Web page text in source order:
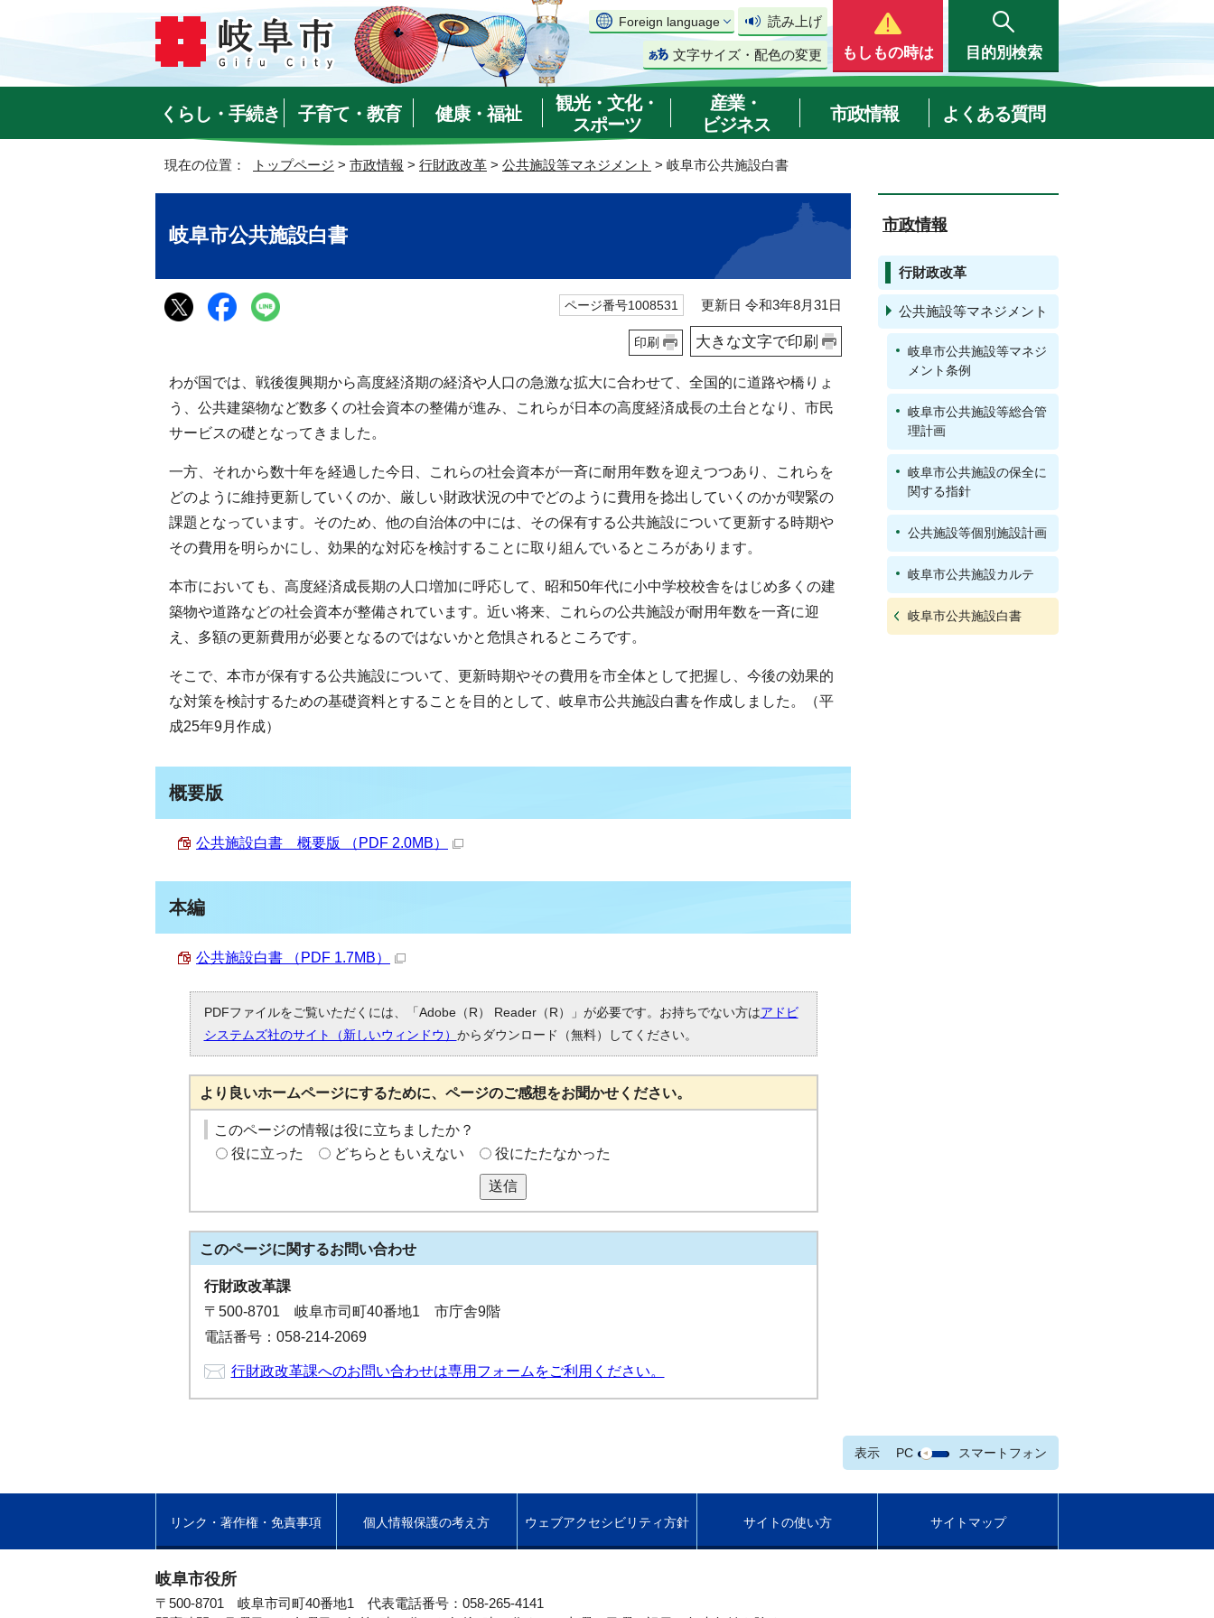
Foreign language 読み上げ
文字サイズ・配色の変更 もしもの時は 目的別検索
くらし・手続き 子育て・教育 健康・福祉
観光・文化・
スポーツ
産業・
ビジネス
市政情報 よくある質問
現在の位置： トップページ > 市政情報 > 行財政改革 > 公共施設等マネジメント > 岐阜市公共施設白書
岐阜市公共施設白書
ページ番号1008531 更新日 令和3年8月31日
印刷 大きな文字で印刷
わが国では、戦後復興期から高度経済期の経済や人口の急激な拡大に合わせて、全国的に道路や橋りょ
う、公共建築物など数多くの社会資本の整備が進み、これらが日本の高度経済成長の土台となり、市民
サービスの礎となってきました。
一方、それから数十年を経過した今日、これらの社会資本が一斉に耐用年数を迎えつつあり、これらを
どのように維持更新していくのか、厳しい財政状況の中でどのように費用を捻出していくのかが喫緊の
課題となっています。そのため、他の自治体の中には、その保有する公共施設について更新する時期や
その費用を明らかにし、効果的な対応を検討することに取り組んでいるところがあります。
本市においても、高度経済成長期の人口増加に呼応して、昭和50年代に小中学校校舎をはじめ多くの建
築物や道路などの社会資本が整備されています。近い将来、これらの公共施設が耐用年数を一斉に迎
え、多額の更新費用が必要となるのではないかと危惧されるところです。
そこで、本市が保有する公共施設について、更新時期やその費用を市全体として把握し、今後の効果的
な対策を検討するための基礎資料とすることを目的として、岐阜市公共施設白書を作成しました。（平
成25年9月作成）
概要版
公共施設白書 概要版 （PDF 2.0MB）
本編
公共施設白書 （PDF 1.7MB）
PDFファイルをご覧いただくには、「Adobe（R） Reader（R）」が必要です。お持ちでない方はアドビ
システムズ社のサイト（新しいウィンドウ） からダウンロード（無料）してください。
より良いホームページにするために、ページのご感想をお聞かせください。
このページの情報は役に立ちましたか？
役に立った
どちらともいえない 役にたたなかった
送信
このページに関するお問い合わせ
行財政改革課
〒500-8701 岐阜市司町40番地1 市庁舎9階
電話番号：058-214-2069
行財政改革課へのお問い合わせは専用フォームをご利用ください。
市政情報
行財政改革
公共施設等マネジメント
岐阜市公共施設等マネジ
メント条例
岐阜市公共施設等総合管
理計画
岐阜市公共施設の保全に
関する指針
公共施設等個別施設計画
岐阜市公共施設カルテ
岐阜市公共施設白書
表示 PC スマートフォン
リンク・著作権・免責事項 個人情報保護の考え方 ウェブアクセシビリティ方針 サイトの使い方 サイトマップ
岐阜市役所
〒500-8701 岐阜市司町40番地1 代表電話番号：058-265-4141